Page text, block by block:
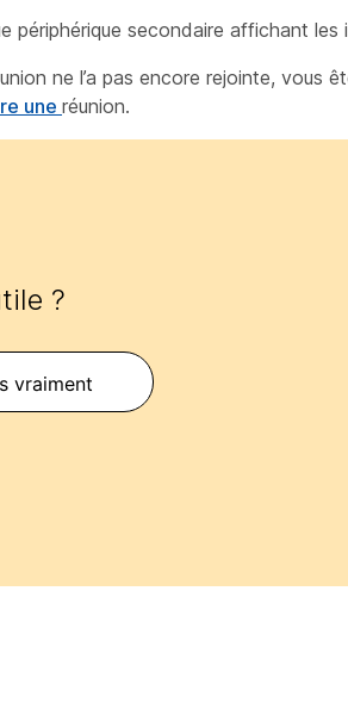
secondaire affichant les
ne l’a pas encore rejointe, vous
une réunion.
?
vraiment